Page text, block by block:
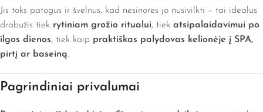
Jis toks patogus ir švelnus, kad nesinorės jo nusivilkti – tai idealus
drabužis tiek rytiniam grožio ritualui, tiek atsipalaidavimui po
ilgos dienos, tiek kaip praktiškas palydovas kelionėje į SPA,
pirtį ar baseiną.
Pagrindiniai privalumai